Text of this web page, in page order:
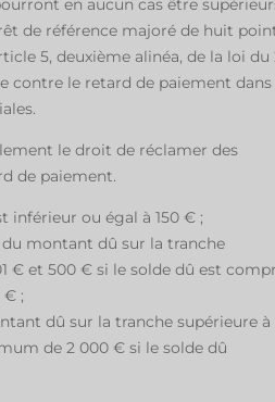
en aucun cas être
de référence majoré de huit
5, deuxième alinéa, de la loi du
contre le retard de paiement dans
le droit de réclamer des
de paiement.
inférieur ou égal à 150 € ;
du montant dû sur la tranche
€ et 500 € si le solde dû est
€ ;
dû sur la tranche supérieure à
de 2 000 € si le solde dû